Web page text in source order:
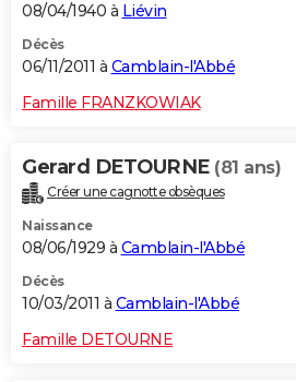
08/04/1940 à Liévin
Décès
06/11/2011 à Camblain-l'Abbé
Famille FRANZKOWIAK
Gerard DETOURNE (81 ans)
Créer une cagnotte obsèques
Naissance
08/06/1929 à Camblain-l'Abbé
Décès
10/03/2011 à Camblain-l'Abbé
Famille DETOURNE